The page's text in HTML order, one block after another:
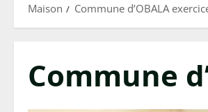
Maison Commune d’OBALA
Commune